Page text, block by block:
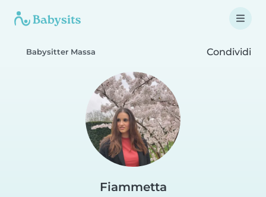
Babysitter Massa Condividi
Fiammetta